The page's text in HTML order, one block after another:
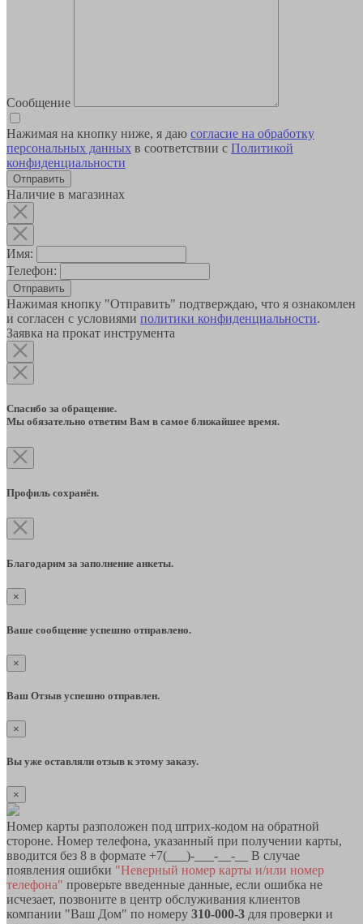
Сообщение
Нажимая на кнопку ниже, я даю согласие на обработку
персональных данных в соответствии с Политикой
конфиденциальности
Наличие в магазинах
Имя:
Телефон:
Отправить
Нажимая кнопку "Отправить" подтверждаю, что я ознакомлен
и согласен с условиями политики конфиденциальности.
Заявка на прокат инструмента
Спасибо за обращение.
Мы обязательно ответим Вам в самое ближайшее время.
Профиль сохранён.
Благодарим за заполнение анкеты.
×
Ваше сообщение успешно отправлено.
×
Ваш Отзыв успешно отправлен.
×
Вы уже оставляли отзыв к этому заказу.
×
Номер карты разположен под штрих-кодом на обратной
стороне. Номер телефона, указанный при получении карты,
вводится без 8 в формате +7(___)-___-__-__ В случае
появления ошибки "Неверный номер карты и/или номер
телефона" проверьте введенные данные, если ошибка не
исчезает, позвоните в центр обслуживания клиентов
компании "Ваш Дом" по номеру 310-000-3 для проверки и